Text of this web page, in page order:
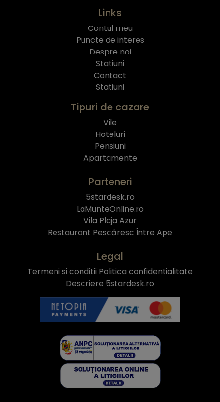
Links
Contul meu
Puncte de interes
Despre noi
Statiuni
Contact
Statiuni
Tipuri de cazare
Vile
Hoteluri
Pensiuni
Apartamente
Parteneri
5stardesk.ro
LaMunteOnline.ro
Vila Plaja Azur
Restaurant Pescăresc Între Ape
Legal
Termeni si conditii Politica confidentialitate
Descriere 5stardesk.ro